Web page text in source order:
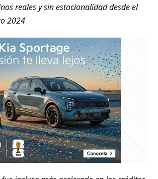
reales y sin estacionalidad desde el
2024